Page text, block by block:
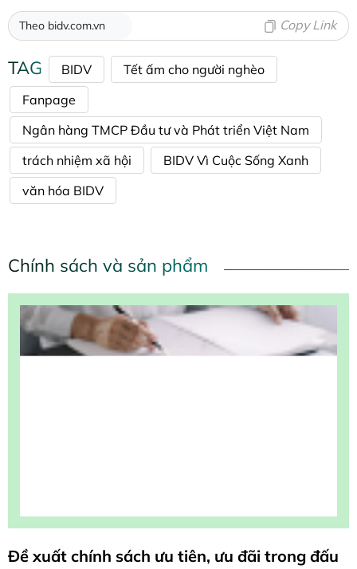
Theo bidv.com.vn Copy Link
TAG BIDV
Tết ấm cho người nghèo
Fanpage
Ngân hàng TMCP Đầu tư và Phát triển Việt Nam
trách nhiệm xã hội
BIDV Vì Cuộc Sống Xanh
văn hóa BIDV
Chính sách và sản phẩm
Đề xuất chính sách ưu tiên, ưu đãi trong đấu